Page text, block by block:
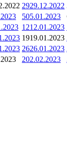
2929.12.2022
505.01.2023
1212.01.2023
1919.01.2023
2626.01.2023
202.02.2023